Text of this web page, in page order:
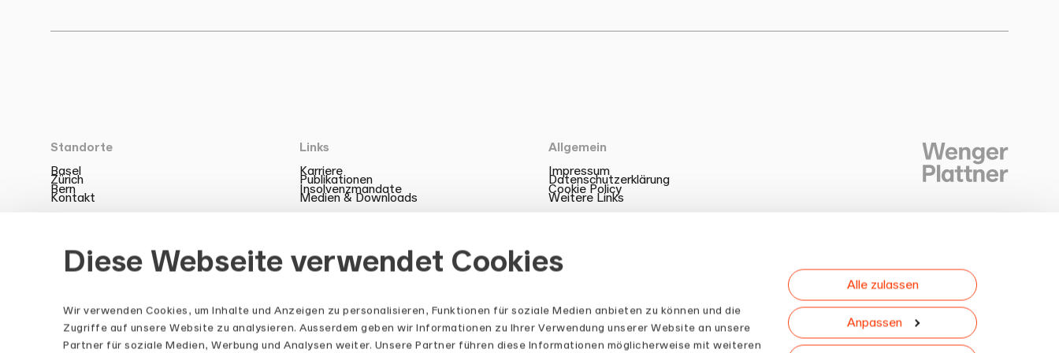
Diese Webseite verwendet Cookies
Wir verwenden Cookies, um Inhalte und Anzeigen zu personalisieren, Funktionen für soziale Medien anbieten zu können und die
Zugriffe auf unsere Website zu analysieren. Ausserdem geben wir Informationen zu Ihrer Verwendung unserer Website an unsere
Partner für soziale Medien, Werbung und Analysen weiter. Unsere Partner führen diese Informationen möglicherweise mit weiteren
Alle zulassen
Anpassen
Standorte
Basel
Zürich
Bern
Kontakt
Links
Karriere
Publikationen
Insolvenzmandate
Medien & Downloads
Allgemein
Impressum
Datenschutzerklärung
Cookie Policy
Weitere Links
LinkedIn
Newsletter